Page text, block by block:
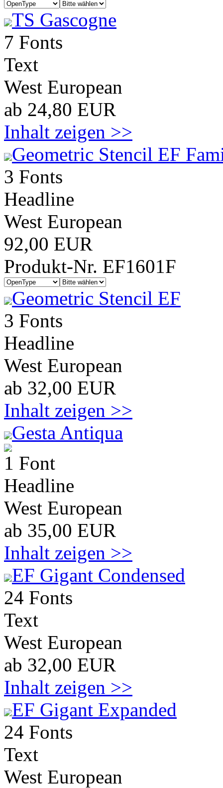
TS Gascogne
7 Fonts
Text
West European
ab 24,80 EUR
Inhalt zeigen >>
Geometric Stencil EF
3 Fonts
Headline
West European
92,00 EUR
Produkt-Nr. EF1601F
Geometric Stencil EF
3 Fonts
Headline
West European
ab 32,00 EUR
Inhalt zeigen >>
Gesta Antiqua
1 Font
Headline
West European
ab 35,00 EUR
Inhalt zeigen >>
EF Gigant Condensed
24 Fonts
Text
West European
ab 32,00 EUR
Inhalt zeigen >>
EF Gigant Expanded
24 Fonts
Text
West European